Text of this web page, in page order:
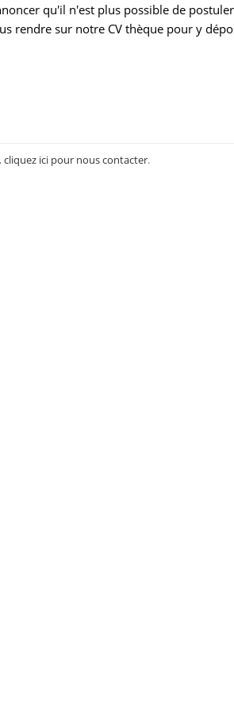
qu'il n'est plus possible de
rendre sur notre CV thèque pour y
cliquez ici pour nous contacter.